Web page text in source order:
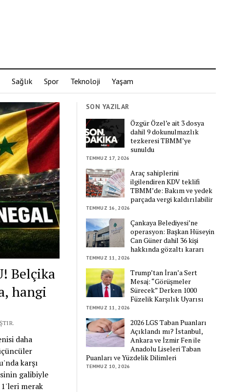
Sağlık Spor Teknoloji Yaşam
Belçika
hangi
daha
karşı
galibiyle
merak
SON YAZILAR
Özgür Özel’e ait 3 dosya
dahil 9 dokunulmazlık
tezkeresi TBMM’ye
sunuldu
TEMMUZ 17, 2026
Araç sahiplerini
ilgilendiren KDV teklifi
TBMM’de: Bakım ve yedek
parçada vergi kaldırılabilir
TEMMUZ 16, 2026
Çankaya Belediyesi’ne
operasyon: Başkan Hüseyin
Can Güner dahil 36 kişi
hakkında gözaltı kararı
TEMMUZ 11, 2026
Trump’tan İran’a Sert
Mesaj: “Görüşmeler
Sürecek” Derken 1000
Füzelik Karşılık Uyarısı
TEMMUZ 11, 2026
2026 LGS Taban Puanları
Açıklandı mı? İstanbul,
Ankara ve İzmir Fen ile
Anadolu Liseleri Taban
Puanları ve Yüzdelik Dilimleri
TEMMUZ 10, 2026